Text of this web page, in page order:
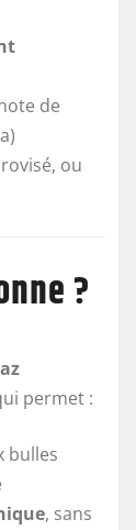
de
ou
?
permet :
bulles
, sans